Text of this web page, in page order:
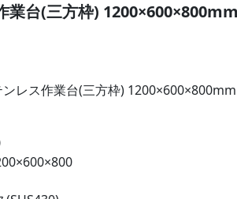
業台(三方枠)
ンレス作業台(三方枠)